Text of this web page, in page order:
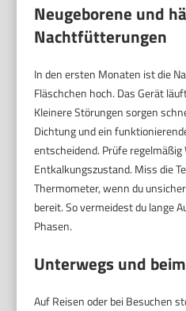
Neugeborene und
Nachtfütterungen
In den ersten Monaten ist die
Fläschchen hoch. Das Gerät
Kleinere Störungen sorgen
Dichtung und ein
entscheidend. Prüfe
Entkalkungszustand. Miss die
Thermometer, wenn du
bereit. So vermeidest du lange
Phasen.
Unterwegs und
Auf Reisen oder bei Besuchen